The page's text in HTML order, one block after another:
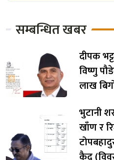
सम्बन्धित खबर
दीपक
विष्णु
लाख
भुटानी
खाँण र